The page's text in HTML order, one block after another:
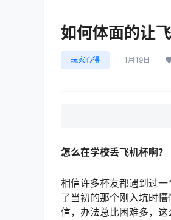
如何体面的让
玩家心得 1月19日
怎么在学校丢飞机杯啊？
相信许多杯友都遇到过
了当初的那个刚入坑时
信，办法总比困难多，